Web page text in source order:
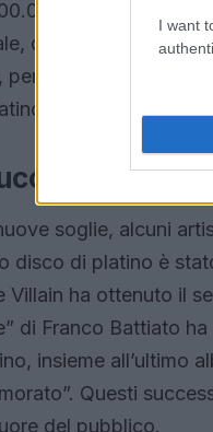
I want
per il platino.
dove la fruizione
gli album, le
soglie, alcuni
disco di platino è
Villain ha ottenuto il
di Franco Battiato
insieme all’ultimo
Questi
del pubblico.